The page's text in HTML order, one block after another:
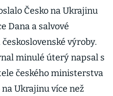
Česko na Ukrajinu
Dana a salvové
výroby.
minulé úterý napsal s
českého ministerstva
na Ukrajinu více než